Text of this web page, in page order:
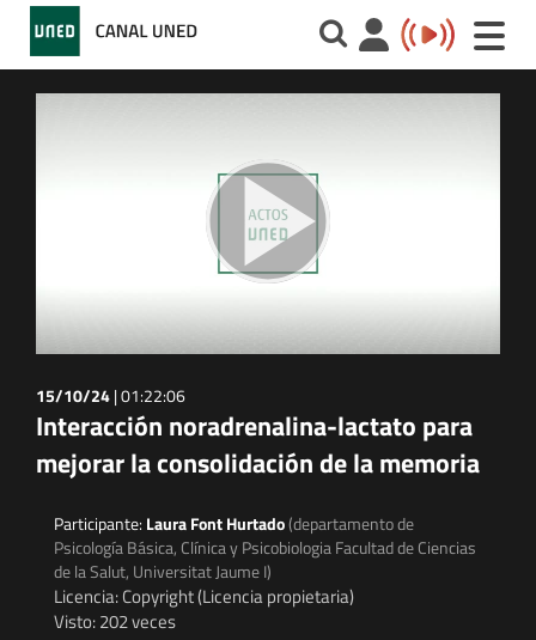
Toggle
15/10/24|01:22:06
Interacción noradrenalina-lactato para
mejorar la consolidación de la memoria
Participante: Laura Font Hurtado(departamento de
Psicología Básica, Clínica y Psicobiologia Facultad de Ciencias
de la Salut, Universitat Jaume I)
Licencia: Copyright (Licencia propietaria)
Visto: 202 veces